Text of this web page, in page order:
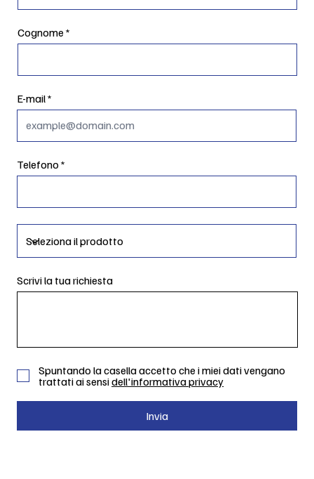
Cognome
E-mail
Telefono
Scrivi la tua richiesta
Spuntando la casella accetto che i miei dati vengano
trattati ai sensidell'informativa privacy
Invia